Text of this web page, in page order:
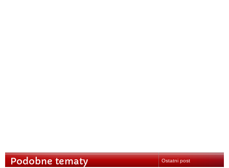
Podobne tematy Ostatni post